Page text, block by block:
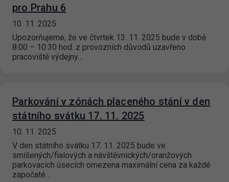
pro Prahu 6
10. 11. 2025
Upozorňujeme, že ve čtvrtek 13. 11. 2025 bude v době
8:00 – 10:30 hod. z provozních důvodů uzavřeno
pracoviště výdejny…
Parkování v zónách placeného stání v den
státního svátku 17. 11. 2025
10. 11. 2025
V den státního svátku 17. 11. 2025 bude ve
smíšených/fialových a návštěvnických/oranžových
parkovacích úsecích omezena maximální cena za každé
započaté…